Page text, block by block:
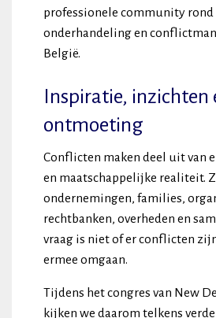
professionele community
onderhandeling en
België.
Inspiratie, inzichten
ontmoeting
Conflicten maken deel uit van
en maatschappelijke realiteit.
ondernemingen, families,
rechtbanken, overheden en
vraag is niet of er conflicten
ermee omgaan.
Tijdens het congres van New
kijken we daarom telkens